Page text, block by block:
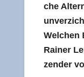
che
Wel­chen
Rai­ner
zen­der